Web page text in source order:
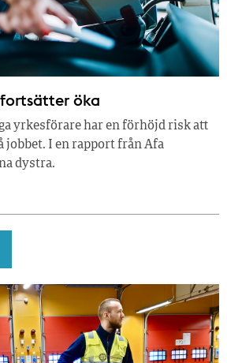
öka
yrkesförare har en förhöjd risk att
jobbet. I en rapport från Afa
dystra.